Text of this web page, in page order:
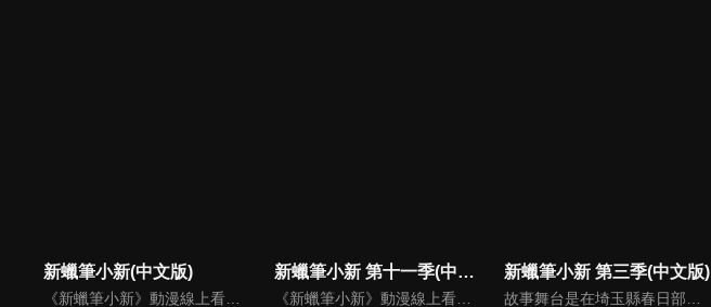
新蠟筆小新(中文版) 新蠟筆小新 第十一季(中文版)
《新蠟筆小新》動漫線上看。故事舞台是在埼玉縣春日部市，一位正在「雙葉幼稚園」學習的五歲的小孩──野原新之助，在日常生活中發生的有趣好玩事。
新蠟筆小新 第三季(中文版)